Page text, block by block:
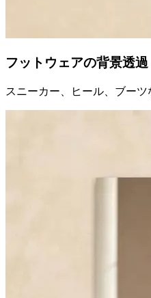
フットウェアの背景透過
スニーカー、ヒール、ブー